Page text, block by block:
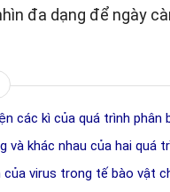
đa dạng để ngày
các kì của quá trình phân
và khác nhau của hai quá
của virus trong tế bào vật